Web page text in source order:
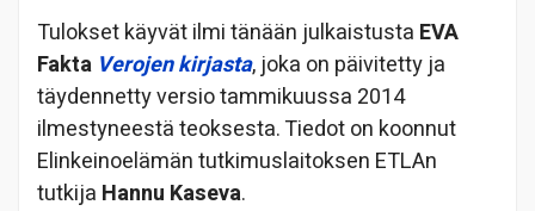
Tulokset käyvät ilmi tänään julkaistusta EVA
Fakta Verojen kirjasta, joka on päivitetty ja
täydennetty versio tammikuussa 2014
ilmestyneestä teoksesta. Tiedot on koonnut
Elinkeinoelämän tutkimuslaitoksen ETLAn
tutkija Hannu Kaseva.